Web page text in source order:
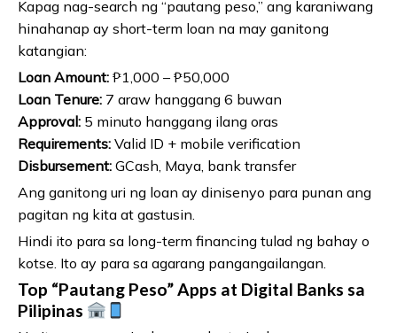
Kapag nag-search ng “pautang peso,” ang karaniwang
hinahanap ay short-term loan na may ganitong
katangian:
Loan Amount: ₱1,000 – ₱50,000
Loan Tenure: 7 araw hanggang 6 buwan
Approval: 5 minuto hanggang ilang oras
Requirements: Valid ID + mobile verification
Disbursement: GCash, Maya, bank transfer
Ang ganitong uri ng loan ay dinisenyo para punan ang
pagitan ng kita at gastusin.
Hindi ito para sa long-term financing tulad ng bahay o
kotse. Ito ay para sa agarang pangangailangan.
Top “Pautang Peso” Apps at Digital Banks sa
Pilipinas